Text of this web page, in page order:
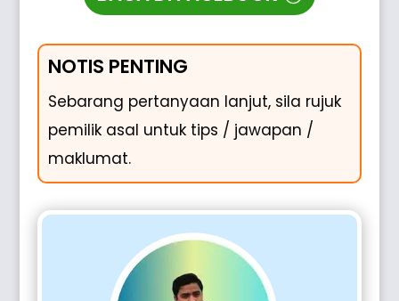
NOTIS PENTING
Sebarang pertanyaan lanjut, sila rujuk
pemilik asal untuk tips / jawapan /
maklumat.